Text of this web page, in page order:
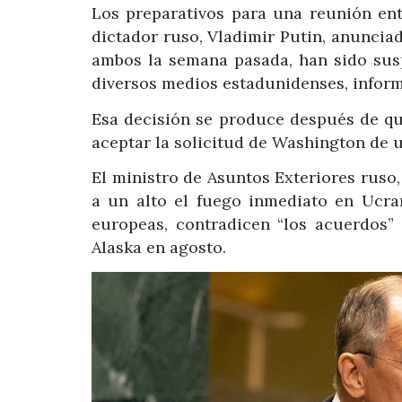
Los preparativos para una reunión
dictador ruso, Vladimir Putin,
ambos la semana pasada, han sido
diversos medios estadunidenses,
Esa decisión se produce después de
aceptar la solicitud de Washington de
El ministro de Asuntos Exteriores
a un alto el fuego inmediato en
europeas, contradicen “los
Alaska en agosto.